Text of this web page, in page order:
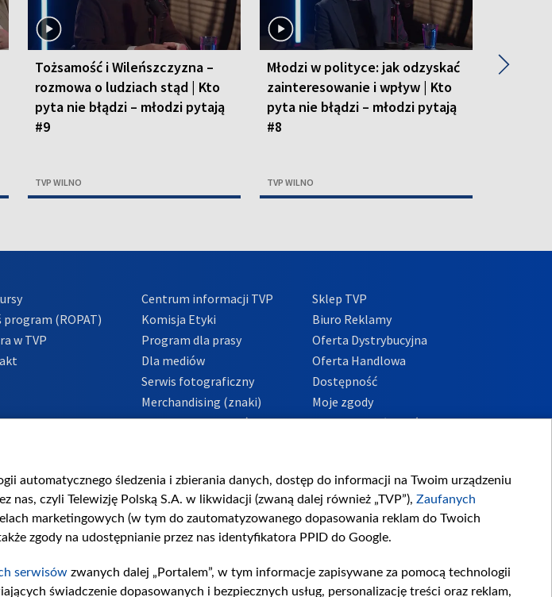
Tożsamość i Wileńszczyzna –
rozmowa o ludziach stąd | Kto
pyta nie błądzi – młodzi pytają
#9
TVP WILNO
Młodzi w polityce: jak odzyskać
zainteresowanie i wpływ | Kto
pyta nie błądzi – młodzi pytają
#8
TVP WILNO
▶
program (ROPAT)
w TVP
Centrum informacji TVP
Komisja Etyki
Program dla prasy
Dla mediów
Serwis fotograficzny
Merchandising (znaki)
Polityka Prywatności
Sklep TVP
Biuro Reklamy
Oferta Dystrybucyjna
Oferta Handlowa
Dostępność
Moje zgody
Procedura zgłoszeń
automatycznego śledzenia i zbierania danych, dostęp do informacji na Twoim urządzeniu
czyli Telewizję Polską S.A. w likwidacji (zwaną dalej również „TVP”), Zaufanych
marketingowych (w tym do zautomatyzowanego dopasowania reklam do Twoich
zgody na udostępnianie przez nas identyfikatora PPID do Google.
serwisów zwanych dalej „Portalem”, w tym informacje zapisywane za pomocą technologii
świadczenie dopasowanych i bezpiecznych usług, personalizację treści oraz reklam,